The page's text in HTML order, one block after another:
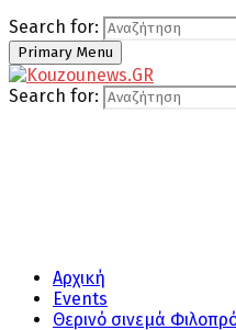
Search for:
Primary Menu
Search for:
Αρχική
Events
Θερινό σινεμά